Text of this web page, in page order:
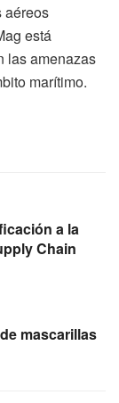
aéreos
está
las amenazas
marítimo.
a la
Chain
mascarillas